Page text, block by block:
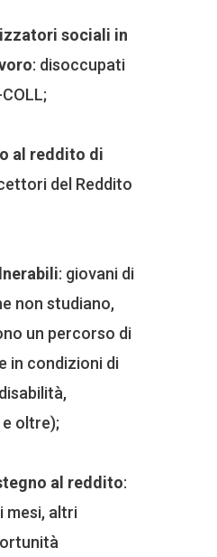
sociali in
: disoccupati
al reddito di
del Reddito
: giovani di
non studiano,
un percorso di
in condizioni di
oltre);
al reddito:
mesi, altri